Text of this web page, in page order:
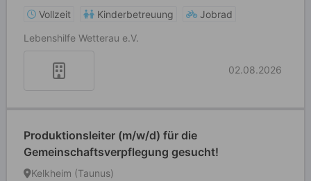
Vollzeit
Kinderbetreuung
Jobrad
Lebenshilfe Wetterau e.V.
02.08.2026
Produktionsleiter (m/w/d) für die
Gemeinschaftsverpflegung gesucht!
Kelkheim (Taunus)